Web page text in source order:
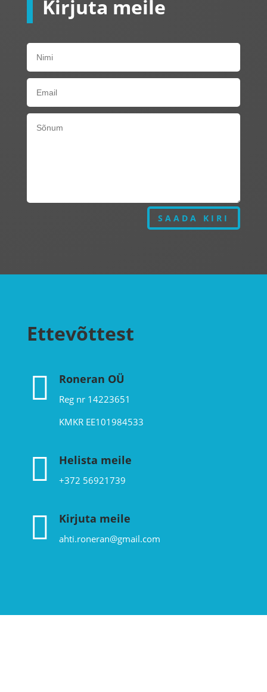
Kirjuta meile
SAADA KIRI
Ettevõttest
 Roneran OÜ
Reg nr 14223651
KMKR EE101984533
 Helista meile
+372 56921739
 Kirjuta meile
ahti.roneran@gmail.com